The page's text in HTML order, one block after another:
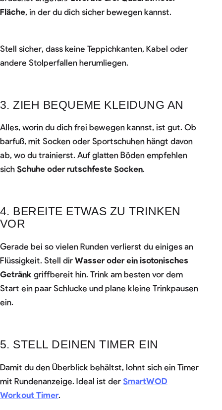
Fläche, in der du dich sicher bewegen kannst.
Stell sicher, dass keine Teppichkanten, Kabel oder
andere Stolperfallen herumliegen.
3. ZIEH BEQUEME KLEIDUNG AN
Alles, worin du dich frei bewegen kannst, ist gut. Ob
barfuß, mit Socken oder Sportschuhen hängt davon
ab, wo du trainierst. Auf glatten Böden empfehlen
sich Schuhe oder rutschfeste Socken.
4. BEREITE ETWAS ZU TRINKEN
VOR
Gerade bei so vielen Runden verlierst du einiges an
Flüssigkeit. Stell dir Wasser oder ein isotonisches
Getränk griffbereit hin. Trink am besten vor dem
Start ein paar Schlucke und plane kleine Trinkpausen
ein.
5. STELL DEINEN TIMER EIN
Damit du den Überblick behältst, lohnt sich ein Timer
mit Rundenanzeige. Ideal ist der SmartWOD
Workout Timer.